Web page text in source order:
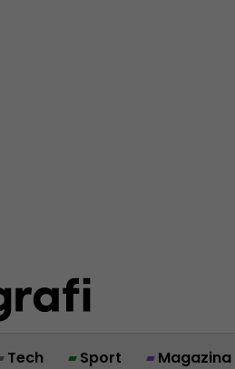
Tech Sport Magazina